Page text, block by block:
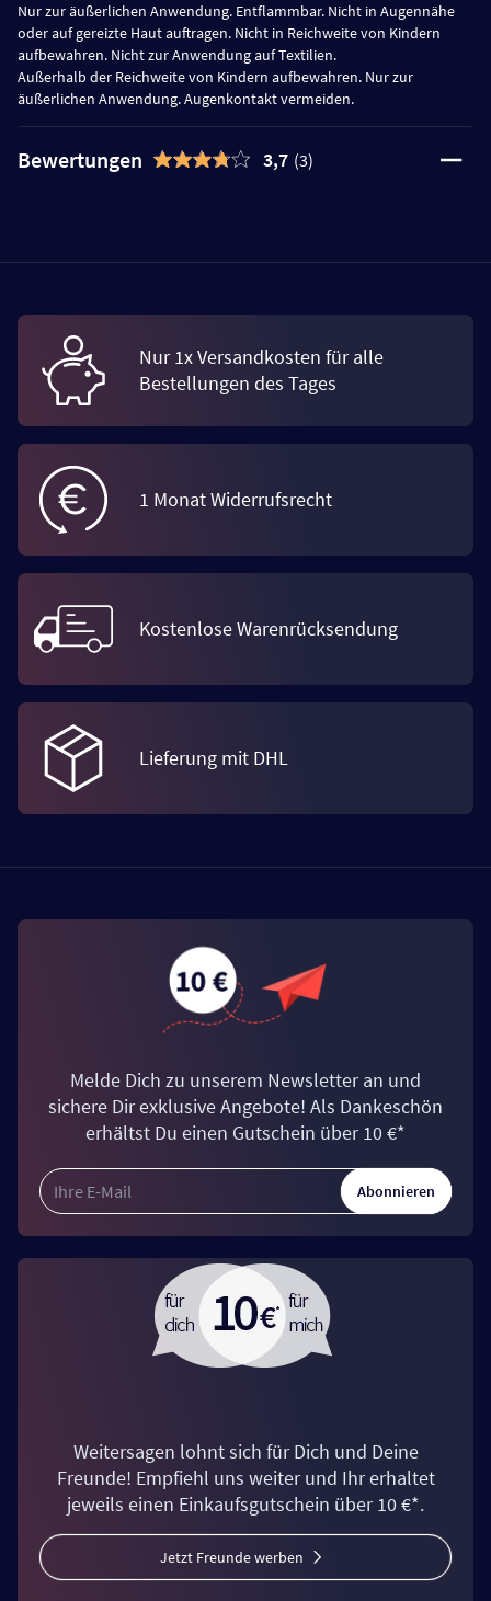
Nur zur äußerlichen Anwendung. Entflammbar. Nicht in Augennähe
oder auf gereizte Haut auftragen. Nicht in Reichweite von Kindern
aufbewahren. Nicht zur Anwendung auf Textilien.
Außerhalb der Reichweite von Kindern aufbewahren. Nur zur
äußerlichen Anwendung. Augenkontakt vermeiden.
Bewertungen 3,7 (3)
Nur 1x Versandkosten für alle
Bestellungen des Tages
1 Monat Widerrufsrecht
Kostenlose Warenrücksendung
Lieferung mit DHL
Melde Dich zu unserem Newsletter an und
sichere Dir exklusive Angebote! Als Dankeschön
erhältst Du einen Gutschein über 10 €*
Abonnieren
Weitersagen lohnt sich für Dich und Deine
Freunde! Empfiehl uns weiter und Ihr erhaltet
jeweils einen Einkaufsgutschein über 10 €*.
Jetzt Freunde werben